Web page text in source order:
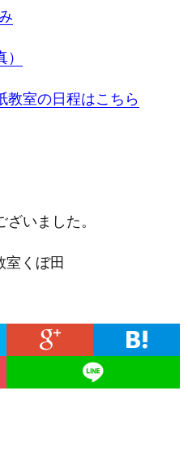
室の日程はこちら
いました。
室くぼ田